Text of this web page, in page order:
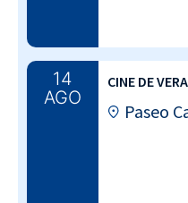
14
AGO
CINE DE
Paseo